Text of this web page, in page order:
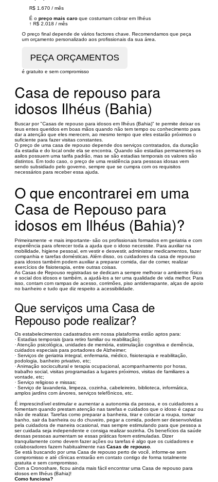
R$ 1.670 / mês
É o preço mais caro que costumam cobrar em Ilhéus
↑ R$ 2.018 / mês
O preço final depende de vários factores chave. Recomendamos que peça
um orçamento personalizado aos profissionais da sua área.
é gratuito e sem compromisso
Casa de repouso para
idosos Ilhéus (Bahia)
Buscar por "Casas de repouso para idosos em Ilhéus (Bahia)" te permite deixar os
teus entes queridos em boas mãos quando não tem tempo ou conhecimento para
dar a atenção que eles merecem, ao mesmo tempo que eles estarão próximos o
suficiente para fazer visitas constantes.
O preço de uma casa de repouso depende dos serviços contratados, da duração
da estadia e do local onde ela se encontra. Quando são estadias permanentes os
asilos possuem uma tarifa padrão, mas se são estadias temporais os valores são
distintos. Em todo caso, o preço de uma residência para pessoas idosas vem
sendo subsidiado pelo governo, sempre que se cumpra com os requisitos
necessários para receber essa ajuda.
O que encontrarei em uma
Casa de Repouso para
idosos em Ilhéus (Bahia)?
Primeiramente -e mais importante- são os profissionais formados em geriatria e com
experiência para oferecer toda a ajuda que o idoso necessite. Para auxiliar na
mobilidade, higiene pessoal, em vestir e desvestir, administrar medicamentos, fazer
companhia e tarefas domésticas. Além disso, os cuidadores da casa de repouso
para idosos também podem auxiliar a preparar comida, dar de comer, realizar
exercícios de fisioterapia, entre outras coisas.
As Casas de Repouso registradas se dedicam a sempre melhorar o ambiente físico
e social dos idosos e também, a ajudá-los a ter uma qualidade de vida melhor. Para
isso, contam com rampas de acesso, corrimões, piso antiderrapante, alças de apoio
no banheiro e tudo que diz respeito a acessibilidade.
Que serviços uma Casa de
Repouso pode realizar?
Os estabelecimentos cadastrados em nossa plataforma estão aptos para:
· Estadias temporais (para retiro familiar ou reabilitação);
· Atenção psicológica, unidades de memória, estimulação cognitiva e demência,
cuidados especiais para portadores de Alzheimer;
· Serviços de geriatria integral, enfermaria, médico, fisioterapia e reabilitação,
podologia, banheiro privativo, etc;
· Animação sociocultural e terapia ocupacional, acompanhamento por horas,
trabalho social, visitas programadas a lugares próximos, visitas de familiares a
vontade, etc;
· Serviço religioso e missas;
· Serviço de lavanderia, limpeza, cozinha, cabeleireiro, biblioteca, informática,
amplos jardins com árvores, serviços telefônicos, etc.
É imprescindível estimular e aumentar a autonomia da pessoa, e os cuidadores a
fomentam quando prestam atenção nas tarefas e cuidados que o idoso é capaz ou
não de realizar. Tarefas como preparar a banheira, tirar e colocar a roupa, tomar
banho, sair da banheira ou do chuveiro, pegar a comida, podem ser desenvolvidas
pela cuidadora de maneira ocasional, mas sempre estimulando para que pessoa a
ser cuidada seja independente e consiga realizar sozinha. Os benefícios da saúde
dessas pessoas aumentam se essas práticas forem estimuladas. Dizer
tranquilamente como devem fazer ações ou tarefas é algo que os cuidadores e
colaboradores fazem habitualmente nas Casas de repouso
Se está buscando por uma Casa de repouso perto de você, informe-se sem
compromisso e até clínicas entrarão em contato contigo de forma totalmente
gratuita e sem compromisso.
Com a Cronoshare, ficou ainda mais fácil encontrar uma Casa de repouso para
idosos em Ilhéus (Bahia)!
Como funciona?